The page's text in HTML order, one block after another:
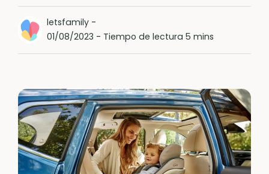
letsfamily -
01/08/2023 - Tiempo de lectura 5 mins